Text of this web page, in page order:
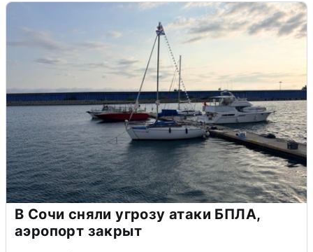
В Сочи сняли угрозу атаки БПЛА,
аэропорт закрыт